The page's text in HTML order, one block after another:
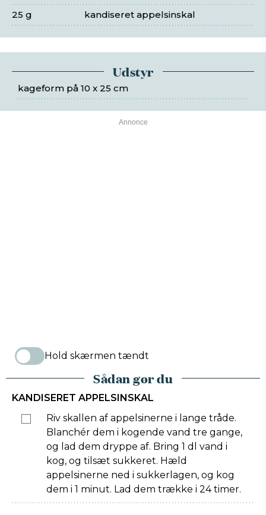
kandiseret appelsinskal
25 g
Udstyr
kageform på 10 x 25 cm
Hold skærmen tændt
Sådan gør du
KANDISERET APPELSINSKAL
Riv skallen af appelsinerne i lange tråde.
Blanchér dem i kogende vand tre gange,
og lad dem dryppe af. Bring 1 dl vand i
kog, og tilsæt sukkeret. Hæld
appelsinerne ned i sukkerlagen, og kog
dem i 1 minut. Lad dem trække i 24 timer.